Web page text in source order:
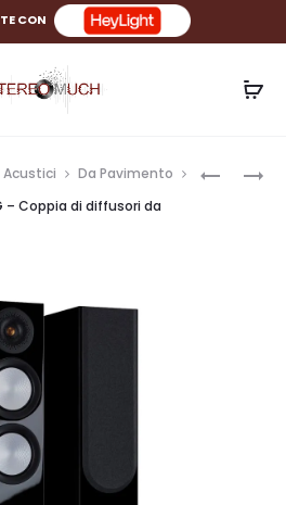
CON
MONITOR
MONITOR
Da Pavimento
– Coppia di diffusori da